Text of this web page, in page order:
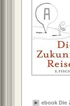
ebook Die